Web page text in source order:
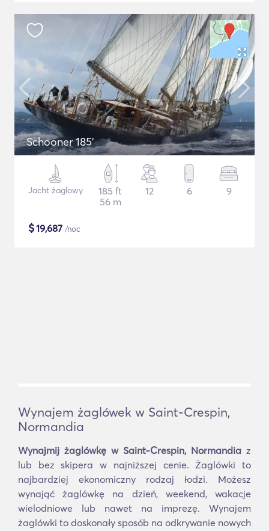
Schooner 185'
Jacht żaglowy
185 ft
56 m
12 6 9
$19,687 /noc
Wynajem żaglówek w Saint-Crespin,
Normandia
Wynajmij żaglówkę w Saint-Crespin, Normandia z
lub bez skipera w najniższej cenie. Żaglówki to
najbardziej ekonomiczny rodzaj łodzi. Możesz
wynająć żaglówkę na dzień, weekend, wakacje
wielodniowe lub nawet na imprezę. Wynajem
żaglówki to doskonały sposób na odkrywanie nowych